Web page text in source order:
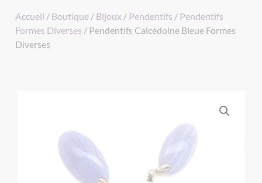
Accueil / Boutique / Bijoux / Pendentifs / Pendentifs
Formes Diverses / Pendentifs Calcédoine Bleue Formes
Diverses